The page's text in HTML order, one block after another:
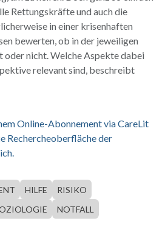
Rettungskräfte und auch die
in einer krisenhaften
bewerten, ob in der jeweiligen
nicht. Welche Aspekte dabei
relevant sind, beschreibt
Online-Abonnement via CareLit
Rechercheoberfläche der
HILFE
RISIKO
NOTFALL